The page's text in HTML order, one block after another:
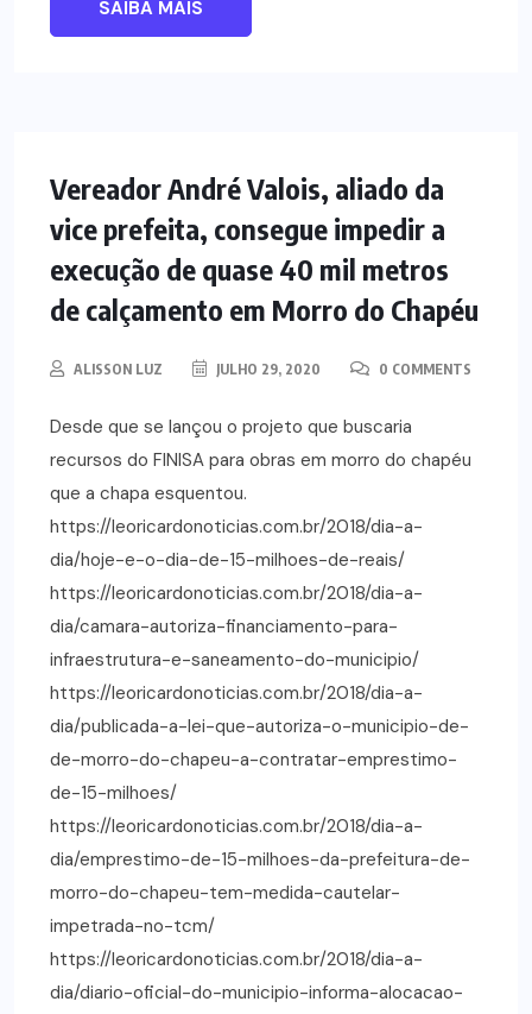
SAIBA MAIS
NOTÍCIAS
POLÍTICA
Vereador André Valois, aliado da
vice prefeita, consegue impedir a
execução de quase 40 mil metros
de calçamento em Morro do Chapéu
ALISSON LUZ JULHO 29, 2020 0 COMMENTS
Desde que se lançou o projeto que buscaria
recursos do FINISA para obras em morro do chapéu
que a chapa esquentou.
https://leoricardonoticias.com.br/2018/dia-a-
dia/hoje-e-o-dia-de-15-milhoes-de-reais/
https://leoricardonoticias.com.br/2018/dia-a-
dia/camara-autoriza-financiamento-para-
infraestrutura-e-saneamento-do-municipio/
https://leoricardonoticias.com.br/2018/dia-a-
dia/publicada-a-lei-que-autoriza-o-municipio-de-
de-morro-do-chapeu-a-contratar-emprestimo-
de-15-milhoes/
https://leoricardonoticias.com.br/2018/dia-a-
dia/emprestimo-de-15-milhoes-da-prefeitura-de-
morro-do-chapeu-tem-medida-cautelar-
impetrada-no-tcm/
https://leoricardonoticias.com.br/2018/dia-a-
dia/diario-oficial-do-municipio-informa-alocacao-